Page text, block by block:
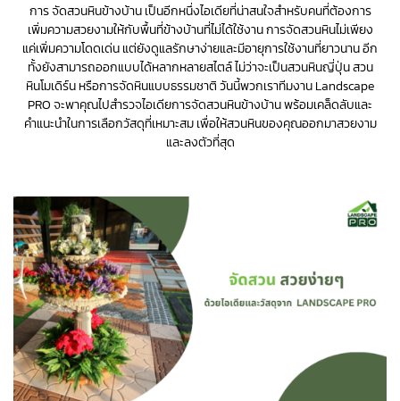
การ จัดสวนหินข้างบ้าน เป็นอีกหนึ่งไอเดียที่น่าสนใจสำหรับคนที่ต้องการ
เพิ่มความสวยงามให้กับพื้นที่ข้างบ้านที่ไม่ได้ใช้งาน การจัดสวนหินไม่เพียง
แค่เพิ่มความโดดเด่น แต่ยังดูแลรักษาง่ายและมีอายุการใช้งานที่ยาวนาน อีก
ทั้งยังสามารถออกแบบได้หลากหลายสไตล์ ไม่ว่าจะเป็นสวนหินญี่ปุ่น สวน
หินโมเดิร์น หรือการจัดหินแบบธรรมชาติ วันนี้พวกเราทีมงาน Landscape
PRO จะพาคุณไปสำรวจไอเดียการจัดสวนหินข้างบ้าน พร้อมเคล็ดลับและ
คำแนะนำในการเลือกวัสดุที่เหมาะสม เพื่อให้สวนหินของคุณออกมาสวยงาม
และลงตัวที่สุด